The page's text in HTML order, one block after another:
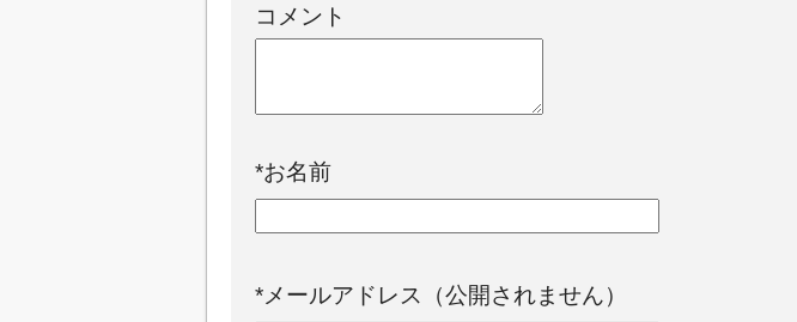
コメント
*お名前
*メールアドレス（公開されません）